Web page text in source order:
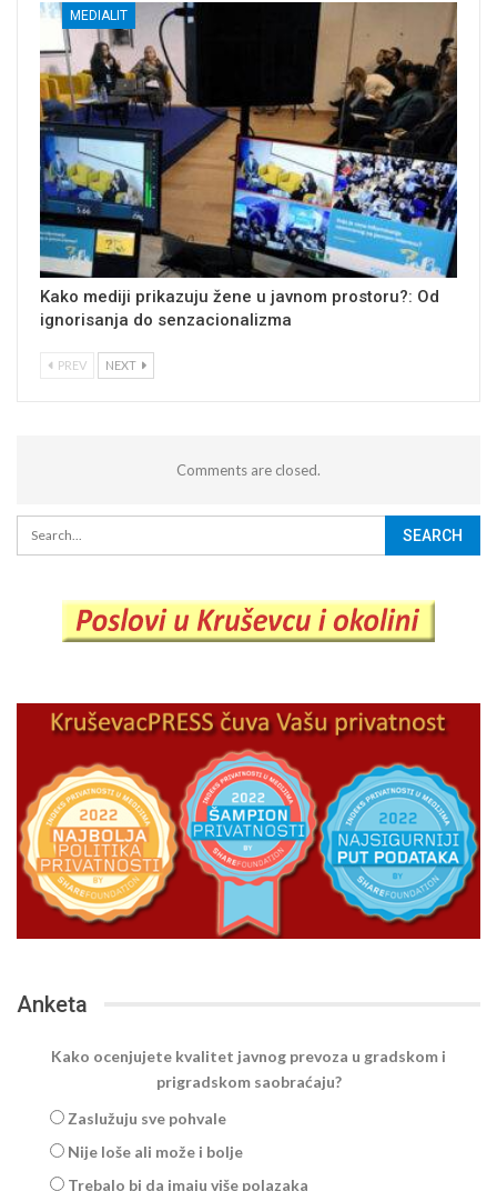
MEDIALIT
Kako mediji prikazuju žene u javnom prostoru?: Od
ignorisanja do senzacionalizma
PREV NEXT
Comments are closed.
Anketa
Kako ocenjujete kvalitet javnog prevoza u gradskom i
prigradskom saobraćaju?
Zaslužuju sve pohvale
Nije loše ali može i bolje
Trebalo bi da imaju više polazaka